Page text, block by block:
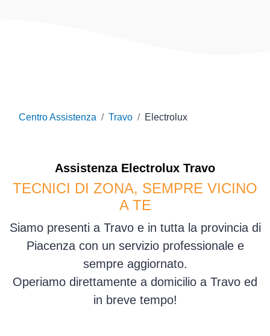
Centro Assistenza Travo Electrolux
Assistenza Electrolux Travo
TECNICI DI ZONA, SEMPRE VICINO
A TE
Siamo presenti a Travo e in tutta la provincia di
Piacenza con un servizio professionale e
sempre aggiornato.
Operiamo direttamente a domicilio a Travo ed
in breve tempo!